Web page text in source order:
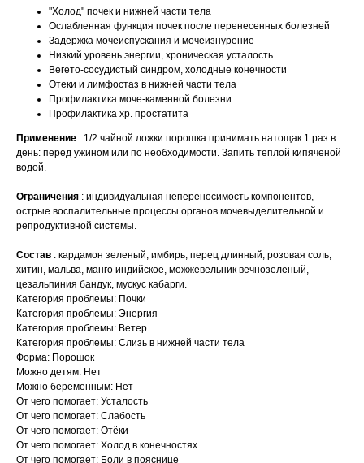
"Холод" почек и нижней части тела
Ослабленная функция почек после перенесенных болезней
Задержка мочеиспускания и мочеизнурение
Низкий уровень энергии, хроническая усталость
Вегето-сосудистый синдром, холодные конечности
Отеки и лимфостаз в нижней части тела
Профилактика моче-каменной болезни
Профилактика хр. простатита
Применение : 1/2 чайной ложки порошка принимать натощак 1 раз в
день: перед ужином или по необходимости. Запить теплой кипяченой
водой.
Ограничения : индивидуальная непереносимость компонентов,
острые воспалительные процессы органов мочевыделительной и
репродуктивной системы.
Состав : кардамон зеленый, имбирь, перец длинный, розовая соль,
хитин, мальва, манго индийское, можжевельник вечнозеленый,
цезальпиния бандук, мускус кабарги.
Категория проблемы: Почки
Категория проблемы: Энергия
Категория проблемы: Ветер
Категория проблемы: Слизь в нижней части тела
Форма: Порошок
Можно детям: Нет
Можно беременным: Нет
От чего помогает: Усталость
От чего помогает: Слабость
От чего помогает: Отёки
От чего помогает: Холод в конечностях
От чего помогает: Боли в пояснице